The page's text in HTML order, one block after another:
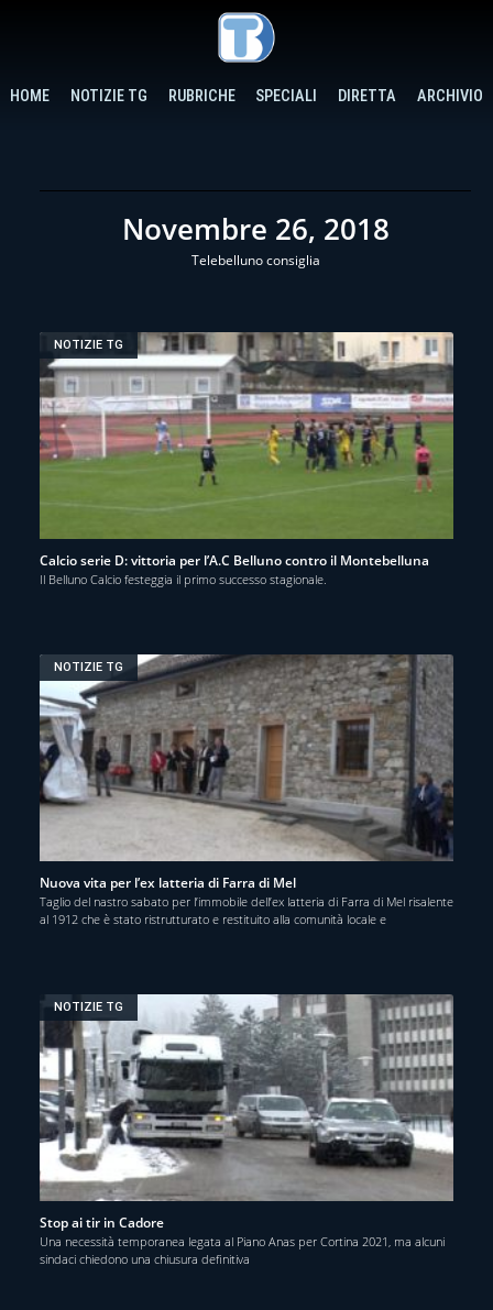
HOME NOTIZIE TG RUBRICHE SPECIALI DIRETTA ARCHIVIO
Novembre 26, 2018
Telebelluno consiglia
NOTIZIE TG
Calcio serie D: vittoria per l’A.C Belluno contro il Montebelluna
Il Belluno Calcio festeggia il primo successo stagionale.
NOTIZIE TG
Nuova vita per l’ex latteria di Farra di Mel
Taglio del nastro sabato per l’immobile dell’ex latteria di Farra di Mel risalente
al 1912 che è stato ristrutturato e restituito alla comunità locale e
NOTIZIE TG
Stop ai tir in Cadore
Una necessità temporanea legata al Piano Anas per Cortina 2021, ma alcuni
sindaci chiedono una chiusura definitiva